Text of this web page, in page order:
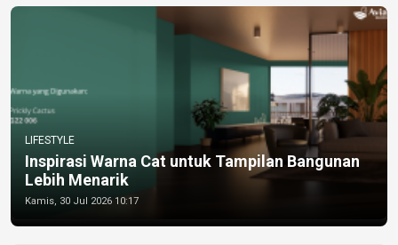
LIFESTYLE
Inspirasi Warna Cat untuk Tampilan Bangunan
Lebih Menarik
Kamis, 30 Jul 2026 10:17